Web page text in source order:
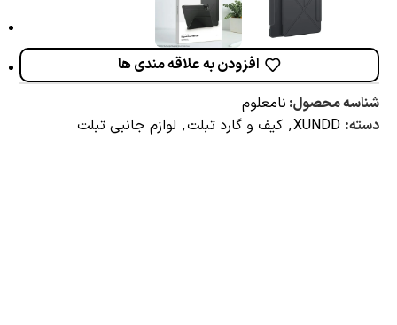
افزودن به علاقه مندی ها
شناسه محصول: نامعلوم
دسته: XUNDD
, کیف و گارد تبلت, لوازم جانبی تبلت